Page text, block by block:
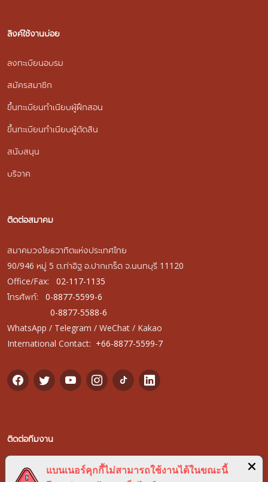
ลิงค์ใช้งานบ่อย
ลงทะเบียนอบรม
สมัครสมาชิก
ขึ้นทะเบียนทำเนียบผู้ฝึกสอน
ขึ้นทะเบียนทำเนียบผู้ตัดสิน
สนับสนุน
บริจาค
ติดต่อสมาคม
สมาคมวงโยธวาทิตแห่งประเทศไทย
90/946 หมู่ 5 ต.ท่าอิฐ อ.ปากเกร็ด จ.นนทบุรี 11120
Office/Fax: 02-117-1135
โทรศัพท์: 0-8877-5599-6
0-8877-5588-6
WhatsApp / Telegram / WeChat / Kakao
International Contact: +66-8877-5599-7
ติดต่อทีมงาน
สอบถาม ปรึกษา แนะนำ พูดคุย ผ่านทาง LINE
แบนเนอร์คุกกี้ไม่สามารถใช้งานได้ในขณะนี้